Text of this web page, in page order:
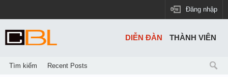
Đăng nhập
DIỄN ĐÀN
Tìm kiếm Recent Posts
THÀNH VIÊN